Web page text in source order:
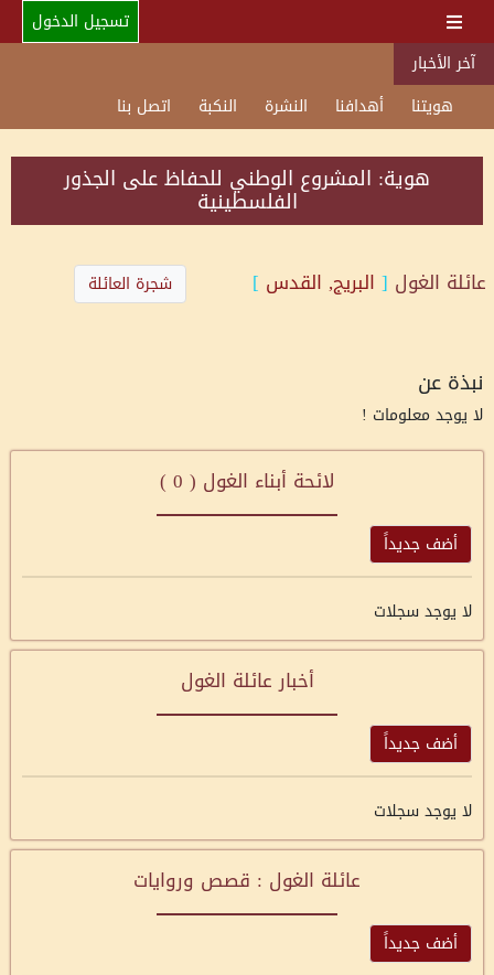
تسجيل الدخول
آخر الأخبار
هويتنا
أهدافنا النشرة النكبة اتصل بنا
هوية: المشروع الوطني للحفاظ على الجذور
الفلسطينية
عائلة الغول [ البريج, القدس ] شجرة العائلة
نبذة عن
لا يوجد معلومات !
لائحة أبناء الغول ( 0
)
أضف جديداً
لا يوجد سجلات
أخبار عائلة الغول
أضف جديداً
لا يوجد سجلات
عائلة الغول : قصص وروايات
أضف جديداً